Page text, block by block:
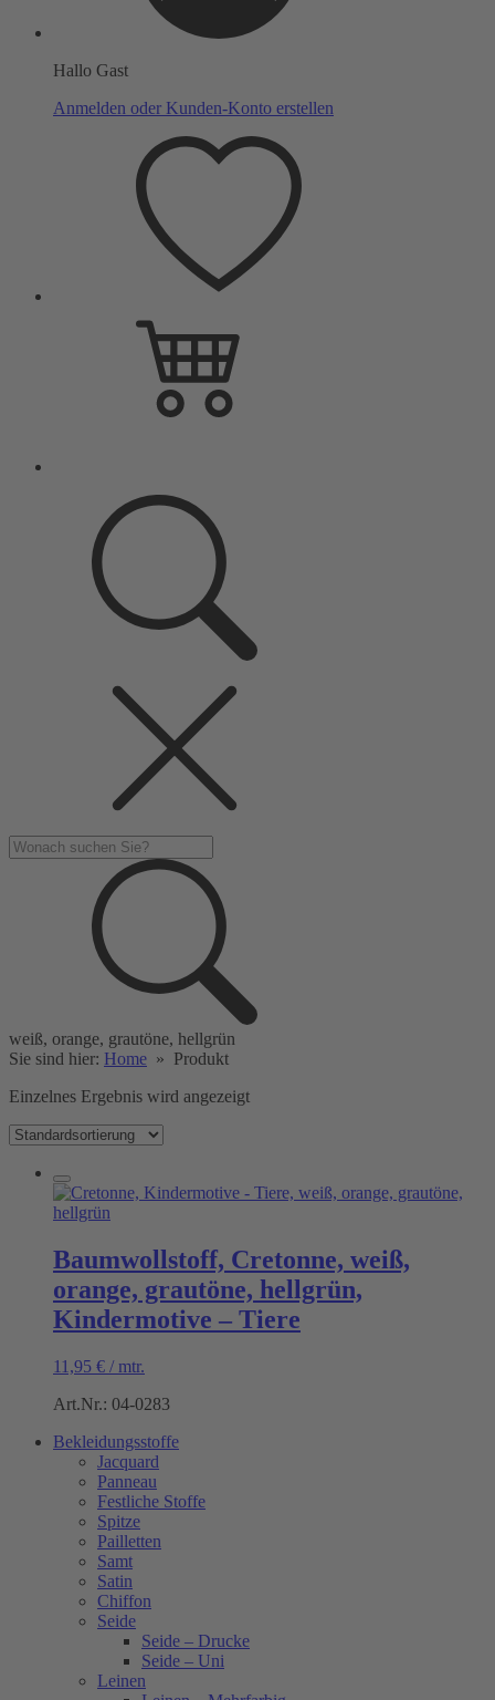
Hallo Gast
Anmelden oder Kunden-Konto erstellen
weiß, orange, grautöne, hellgrün
Sie sind hier: Home » Produkt
Einzelnes Ergebnis wird angezeigt
Baumwollstoff, Cretonne, weiß,
orange, grautöne, hellgrün,
Kindermotive – Tiere
11,95 € / mtr.
Art.Nr.: 04-0283
Bekleidungsstoffe
Jacquard
Panneau
Festliche Stoffe
Spitze
Pailletten
Samt
Satin
Chiffon
Seide
Seide – Drucke
Seide – Uni
Leinen